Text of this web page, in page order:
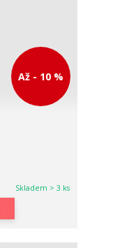
Až - 10 %
Skladem > 3 ks